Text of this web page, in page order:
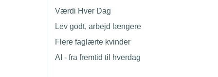
Beregn opsigelsesvarsel
TEKNIQ app
Værdi Hver Dag
Lev godt, arbejd længere
Flere faglærte kvinder
AI - fra fremtid til hverdag